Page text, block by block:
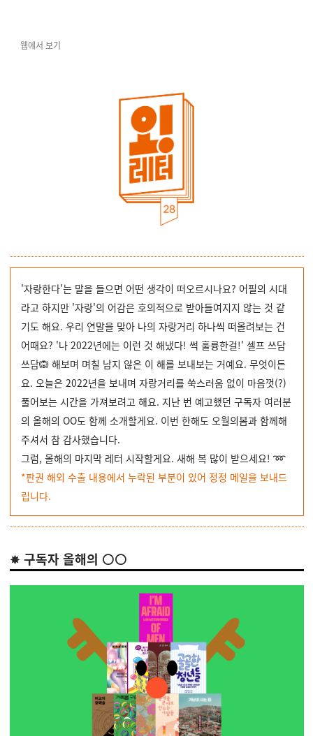
웹에서 보기
'자랑한다'는 말을 들으면 어떤 생각이 떠오르시나요? 어필의 시대
라고 하지만 '자랑'의 어감은 호의적으로 받아들여지지 않는 것 같
기도 해요. 우리 연말을 맞아 나의 자랑거리 하나씩 떠올려보는 건
어때요? '나 2022년에는 이런 것 해냈다! 썩 훌륭한걸!' 셀프 쓰담
쓰담🙉 해보며 며칠 남지 않은 이 해를 보내보는 거예요. 무엇이든
요. 오늘은 2022년을 보내며 자랑거리를 쑥스러움 없이 마음껏(?)
풀어보는 시간을 가져보려고 해요. 지난 번 예고했던 구독자 여러분
의 올해의 OO도 함께 소개할게요. 이번 한해도 오월의봄과 함께해
주셔서 참 감사했습니다.
그럼, 올해의 마지막 레터 시작할게요. 새해 복 많이 받으세요! ➿
*판권 해외 수출 내용에서 누락된 부분이 있어 정정 메일을 보내드
립니다.
✸ 구독자 올해의 ⚪⚪